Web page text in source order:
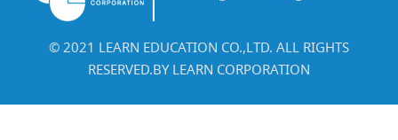
©️ 2021 LEARN EDUCATION CO.,LTD. ALL RIGHTS
RESERVED.BY LEARN CORPORATION